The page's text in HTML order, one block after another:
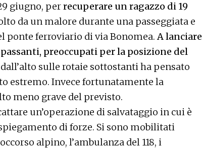
giugno, perrecuperare un ragazzo di 19
da un malore durante una passeggiata e
ponte ferroviario di via Bonomea.A lanciare
preoccupati per la posizione del
dall’alto sulle rotaie sottostanti ha pensato
estremo. Invece fortunatamente la
meno grave del previsto.
un’operazione di salvataggio in cui è
di forze. Si sono mobilitati
alpino, l’ambulanza del 118, i